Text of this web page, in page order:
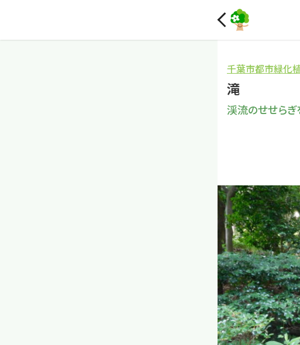
千葉市都市緑化
滝
渓流のせせらぎ